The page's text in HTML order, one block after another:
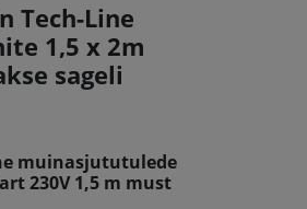
Tech-Line
1,5 x 2m
sageli
muinasjututulede
230V 1,5 m must